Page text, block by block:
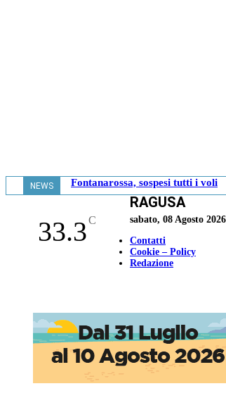
NEWS Fontanarossa, sospesi tutti i voli
33.3C
RAGUSA
sabato, 08 Agosto 2026
Contatti
Cookie – Policy
Redazione